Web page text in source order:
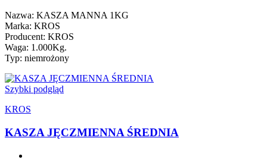
Nazwa: KASZA MANNA 1KG
Marka: KROS
Producent: KROS
Waga: 1.000Kg.
Typ: niemrożony
Szybki podgląd
KROS
KASZA JĘCZMIENNA ŚREDNIA